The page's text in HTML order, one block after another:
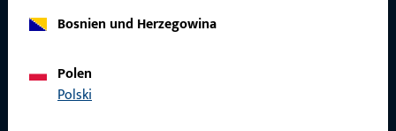
Bosnien und Herzegowina
Polen
Polski
Allgemeines